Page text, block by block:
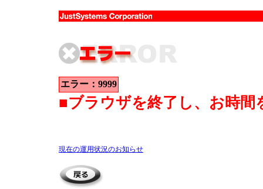
エラー：9999
■ブラウザを終了し、お時
現在の運用状況のお知らせ